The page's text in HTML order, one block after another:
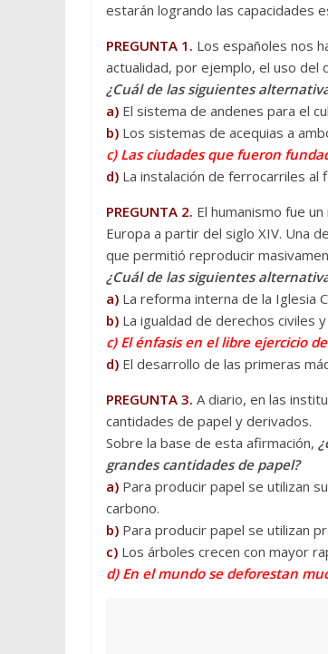
estarán logrando las capacidades
PREGUNTA 1. Los españoles nos
actualidad, por ejemplo, el uso del
¿Cuál de las siguientes
a) El sistema de andenes para el
b) Los sistemas de acequias a
c) Las ciudades que fueron
d) La instalación de ferrocarriles al
PREGUNTA 2. El humanismo fue
Europa a partir del siglo XIV. Una
que permitió reproducir
¿Cuál de las siguientes
a) La reforma interna de la Iglesia
b) La igualdad de derechos civiles
c) El énfasis en el libre ejercicio
d) El desarrollo de las primeras
PREGUNTA 3. A diario, en las
cantidades de papel y derivados.
Sobre la base de esta afirmación,
grandes cantidades de papel?
a) Para producir papel se utilizan
carbono.
b) Para producir papel se utilizan
c) Los árboles crecen con mayor
d) En el mundo se deforestan